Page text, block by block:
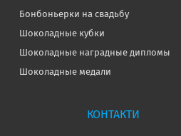
Бонбоньерки на свадьбу
Шоколадные кубки
Шоколадные наградные дипломы
Шоколадные медали